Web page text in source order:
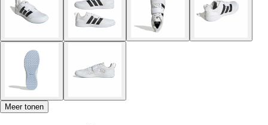
Meer tonen